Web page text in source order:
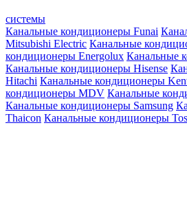
системы
Канальные кондиционеры Funai
Mitsubishi Electric Канальные
кондиционеры Energolux Канальные
Канальные кондиционеры Hisense
Hitachi Канальные кондиционеры
кондиционеры MDV Канальные
Канальные кондиционеры Samsung
Thaicon Канальные кондиционеры